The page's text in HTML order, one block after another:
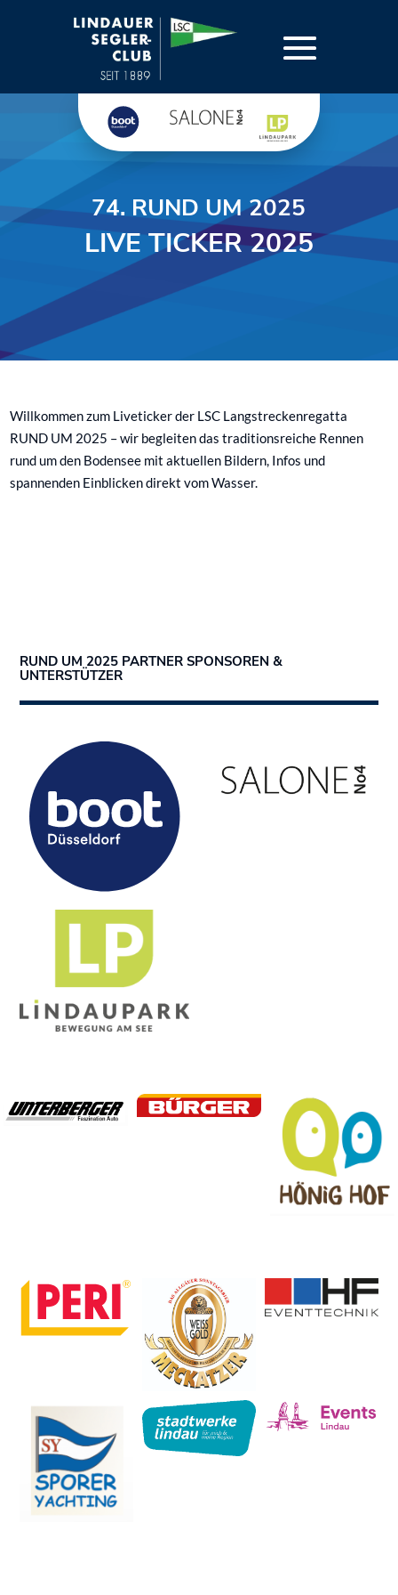
74. RUND UM 2025
LIVE TICKER 2025
Willkommen zum Liveticker der LSC Langstreckenregatta
RUND UM 2025 – wir begleiten das traditionsreiche Rennen
rund um den Bodensee mit aktuellen Bildern, Infos und
spannenden Einblicken direkt vom Wasser.
RUND UM 2025 PARTNER SPONSOREN &
UNTERSTÜTZER